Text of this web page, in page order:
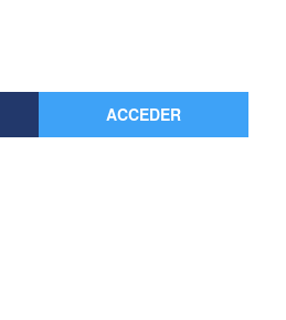
ACCEDER